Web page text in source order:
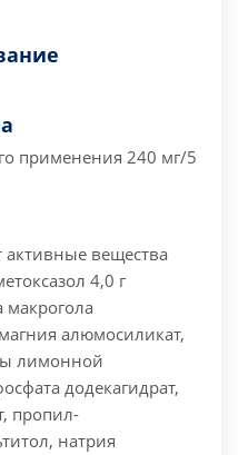
применения 240 мг/5
активные вещества
4,0 г
макрогола
алюмосиликат,
лимонной
додекагидрат,
пропил-
натрия